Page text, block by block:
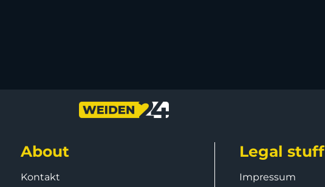
About
Kontakt
Legal stuff
Impressum